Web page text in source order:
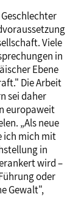
Viele
in
Ebene
Die Arbeit
sei daher
europaweit
„Als neue
ich mich mit
in
wird –
oder
Gewalt",